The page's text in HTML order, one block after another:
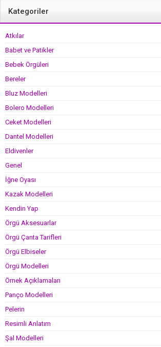
Kategoriler
Atkılar
Babet ve Patikler
Bebek Örgüleri
Bereler
Bluz Modelleri
Bolero Modelleri
Ceket Modelleri
Dantel Modelleri
Eldivenler
Genel
İğne Oyası
Kazak Modelleri
Kendin Yap
Örgü Aksesuarlar
Örgü Çanta Tarifleri
Örgü Elbiseler
Örgü Modelleri
Örnek Açıklamaları
Panço Modelleri
Pelerin
Resimli Anlatım
Şal Modelleri